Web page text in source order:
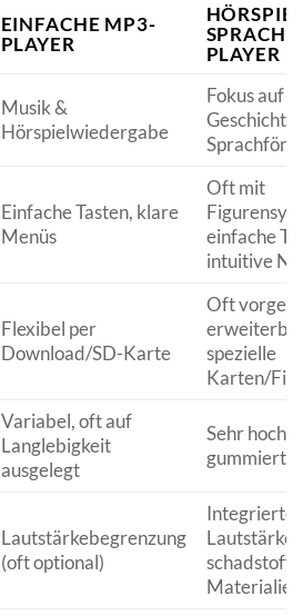
EINFACHE MP3-
PLAYER
PLAYER
Musik &
Hörspielwiedergabe
Fokus auf
Einfache Tasten, klare
Menüs
Oft mit
einfache
intuitive
Flexibel per
Download/SD-Karte
Oft
spezielle
Karten/
Variabel, oft auf
Langlebigkeit
ausgelegt
Sehr hoch,
gummiert
Lautstärkebegrenzung
(oft optional)
Integrierte
Materialien